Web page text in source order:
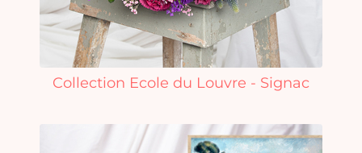
Collection Ecole du Louvre - Signac